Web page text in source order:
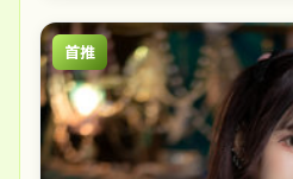
首推